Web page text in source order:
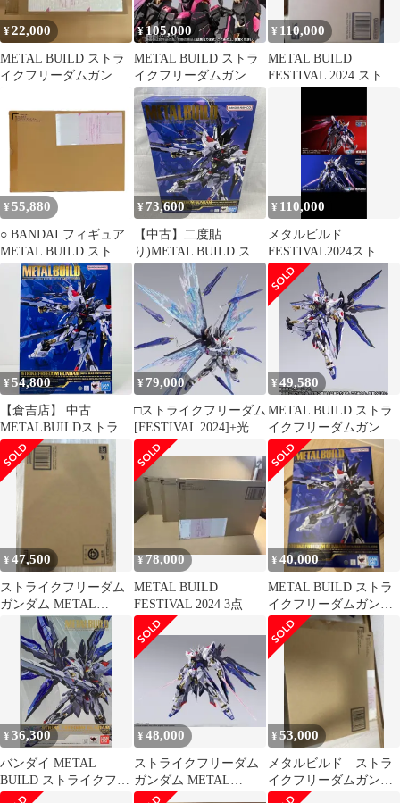
¥22,000
METAL BUILD ストラ
イクフリーダムガンダ
¥105,000
METAL BUILD ストラ
イクフリーダムガンダ
ム PHANTACI 海外限定
¥ 110,000
METAL BUILD
FESTIVAL 2024 ストラ
¥ 55,880
○ BANDAI フィギュア
METAL BUILD ストラ
イクフリーダムガンダ
ム [METAL BUILD
FESTIVAL 2024] 「機動
戦士ガンダムSEED
DESTINY」 TAMASHII
NATIONS STORE
ONLINE限定 未開封品
¥ 73,600
【中古】二度貼
り)METAL BUILD スト
ライクフリーダムガン
ダム [METAL BUILD
FESTIVAL 2024][91]
¥ 110,000
メタルビルド
FESTIVAL2024ストラ
イクフリーダム&デス
ティニーガンダム
¥54,800
【倉吉店】 中古
METALBUILDストライ
クフリーダムガンダム
[METALBUILDFESTIV
AL2024]「機動戦士ガ
SEEDDESTINY」
TAMASHIINATIONSST
OREONLINE限定
¥ 79,000
□ストライクフリーダム
[FESTIVAL 2024]+光の
翼
¥49,580
METAL BUILD ストラ
イクフリーダムガンダ
ム FESTIVAL2024
¥47,500
ストライクフリーダム
ガンダム METAL
BUILD FESTIVAL 2024
¥78,000
METAL BUILD
FESTIVAL 2024 3点
¥40,000
METAL BUILD ストラ
イクフリーダムガンダ
ム FESTIVAL 2024
¥36,300
バンダイ METAL
BUILD ストライクフリ
ーダムガンダム
¥48,000
ストライクフリーダム
ガンダム METAL
BUILD FESTIVAL 2024
¥53,000
メタルビルド ストラ
イクフリーダムガンダ
ム FESTIVAL 24 光の翼